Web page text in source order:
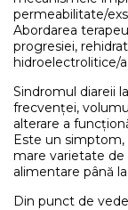
permeabilitate/
Abordarea
progresiei,
hidroelectrolitice/
Sindromul diareii
frecvenței,
alterare a
Este un simptom,
mare varietate de
alimentare până
Din punct de